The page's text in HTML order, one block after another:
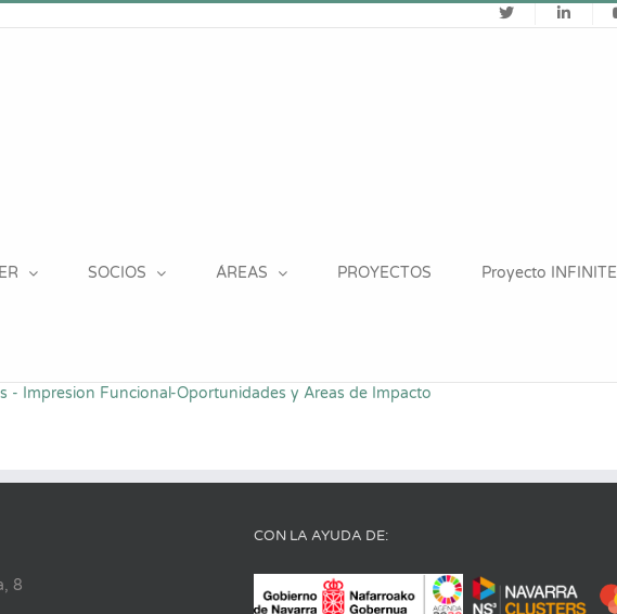
SOCIOS ÁREAS PROYECTOS Proyecto INFINITE
- Impresion Funcional-Oportunidades y Areas de Impacto
8
CON LA AYUDA DE: